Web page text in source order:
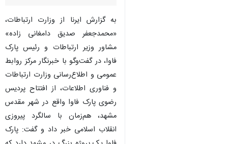
به گزارش ایرنا از وزارت ارتباطات،
«محمدجعفر صدیق دامغانی زاده»
مشاور وزیر ارتباطات و رئیس پارک
فاوا، در گفت‌وگو با خبرنگار مرکز روابط
عمومی و اطلاع‌رسانی وزارت ارتباطات
و فناوری اطلاعات، از افتتاح پردیس
رضوی پارک فاوا واقع در شهر مقدس
مشهد، هم‌زمان با سالگرد پیروزی
انقلاب اسلامی خبر داد و گفت: پارک